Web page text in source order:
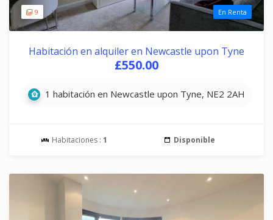
9 En Renta
Habitación en alquiler en Newcastle upon Tyne
£550.00
1 habitación en Newcastle upon Tyne, NE2 2AH
Habitaciones : 1 Disponible